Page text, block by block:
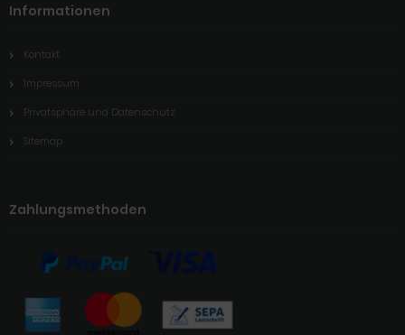
Informationen
Kontakt
Impressum
Privatsphäre und Datenschutz
Sitemap
Zahlungsmethoden